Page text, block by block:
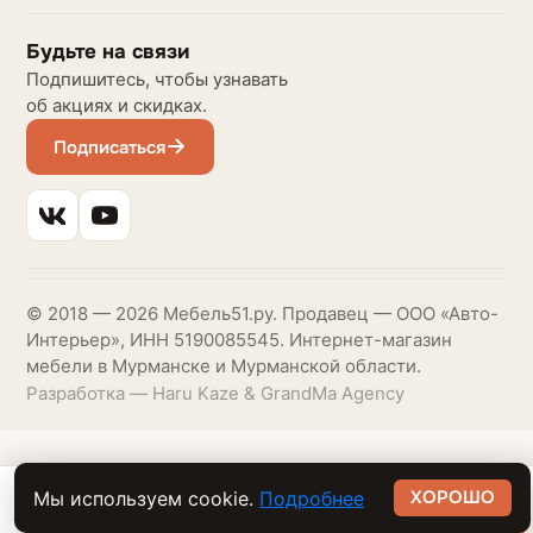
42 999 ₽ В корзину
Будьте на связи
Подпишитесь, чтобы узнавать
об акциях и скидках.
Подписаться
© 2018 — 2026 Мебель51.ру. Продавец — ООО «Авто-
Интерьер», ИНН 5190085545. Интернет-магазин
мебели в Мурманске и Мурманской области.
Разработка — Haru Kaze & GrandMa Agency
Мы используем cookie. Подробнее ХОРОШО